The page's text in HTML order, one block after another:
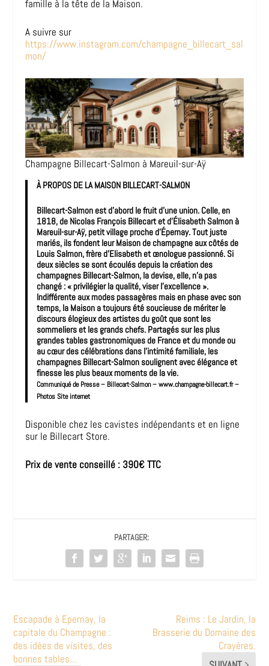
famille à la tête de la Maison.
A suivre sur
https://www.instagram.com/champagne_billecart_sal
mon/
Champagne Billecart-Salmon à Mareuil-sur-Aÿ
À PROPOS DE LA MAISON BILLECART-SALMON
Billecart-Salmon est d’abord le fruit d’une union. Celle, en
1818, de Nicolas François Billecart et d’Élisabeth Salmon à
Mareuil-sur-Aÿ, petit village proche d’Épernay. Tout juste
mariés, ils fondent leur Maison de champagne aux côtés de
Louis Salmon, frère d’Elisabeth et œnologue passionné. Si
deux siècles se sont écoulés depuis la création des
champagnes Billecart-Salmon, la devise, elle, n’a pas
changé : « privilégier la qualité, viser l’excellence ».
Indifférente aux modes passagères mais en phase avec son
temps, la Maison a toujours été soucieuse de mériter le
discours élogieux des artistes du goût que sont les
sommeliers et les grands chefs. Partagés sur les plus
grandes tables gastronomiques de France et du monde ou
au cœur des célébrations dans l’intimité familiale, les
champagnes Billecart-Salmon soulignent avec élégance et
finesse les plus beaux moments de la vie.
Communiqué de Presse – Billecart-Salmon – www.champagne-billecart.fr –
Photos Site internet
Disponible chez les cavistes indépendants et en ligne
sur le Billecart Store.
Prix de vente conseillé : 390€ TTC
PARTAGER:
Escapade à Epernay, la
capitale du Champagne :
des idées de visites, des
bonnes tables…
Reims : Le Jardin, la
Brasserie du Domaine des
Crayères.